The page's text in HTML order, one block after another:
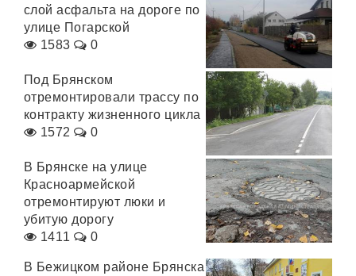
слой асфальта на дороге по
улице Погарской
1583
0
Под Брянском
отремонтировали трассу по
контракту жизненного цикла
1572
0
В Брянске на улице
Красноармейской
отремонтируют люки и
убитую дорогу
1411
0
В Бежицком районе Брянска